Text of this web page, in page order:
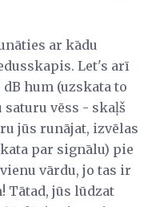
ar kādu
Let's arī
hum (uzskata to
saturu vēss - skaļš
jūs runājat, izvēlas
par signālu) pie
vārdu, jo tas ir
Tātad, jūs lūdzat